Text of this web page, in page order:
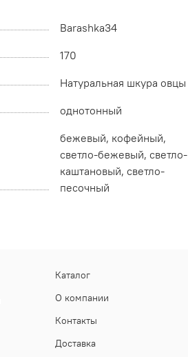
Barashka34
170
Натуральная шкура овцы
однотонный
бежевый, кофейный,
светло-бежевый, светло-
каштановый, светло-
песочный
Каталог
О компании
Контакты
Доставка